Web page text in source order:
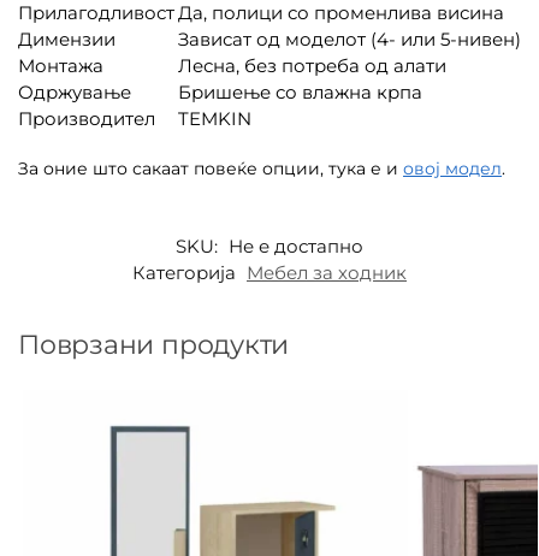
ПрилагодливостДа, полици со променлива висина
Димензии
Зависат од моделот (4- или 5-нивен)
Монтажа
Лесна, без потреба од алати
Одржување
Бришење со влажна крпа
Производител
TEMKIN
За оние што сакаат повеќе опции, тука е и овој модел.
SKU: Не е достапно
Категорија Мебел за ходник
Поврзани продукти